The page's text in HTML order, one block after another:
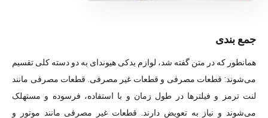
جمع بندی
همانطور که در متن گفته شد، لوازم یدکی هیوندای به دو دسته کلی تقسیم
می‌شوند: قطعات مصرفی و قطعات غیر مصرفی. قطعات مصرفی مانند
لنت ترمز و فیلترها در طول زمان و با استفاده، فرسوده و مستهلک
می‌شوند و نیاز به تعویض دارند. قطعات غیر مصرفی مانند موتور و